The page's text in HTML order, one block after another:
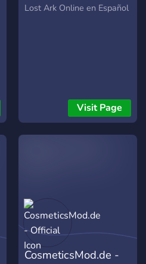
Lost Ark Online en Español
Visit Page
CosmeticsMod.de -